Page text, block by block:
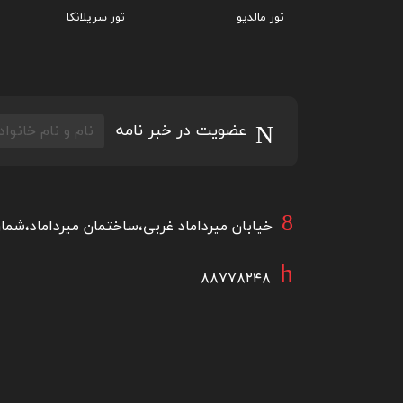
تور مالدیو تور سریلانکا
عضویت در خبر نامه
خیابان میرداماد غربی،ساختمان میرداماد،شماره۴۸۲،طبقه اول